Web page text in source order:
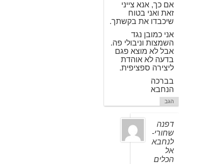
אם כך, אנא צייני
זאת ואני בטוח
שיכבדו את בקשתך.
אני כמובן נגד
השמצות וניבולי פה.
אבל לא מוצא פגם
בדעה לא אוהדת
ליצירה ספציפית.
בברכה
הנחבא
הגב
דפנה
שחורי-
לנחבא
אל
הכלים